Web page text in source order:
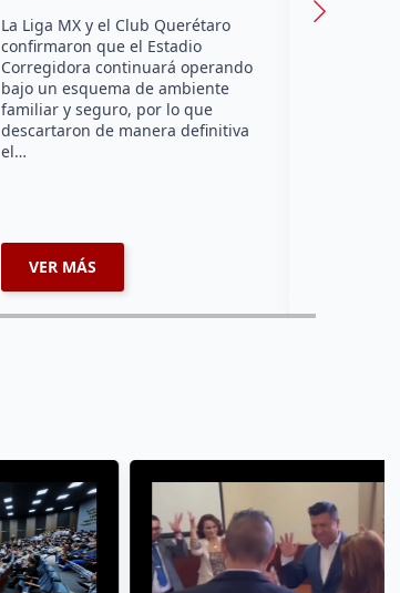
La Liga MX y el Club Querétaro
confirmaron que el Estadio
Corregidora continuará operando
bajo un esquema de ambiente
familiar y seguro, por lo que
descartaron de manera definitiva
el…
VER MÁS
Susana